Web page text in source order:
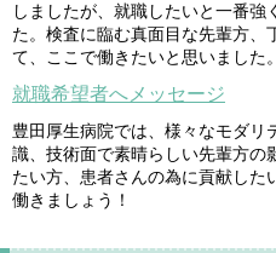
しましたが、就職したいと一番強
た。検査に臨む真面目な先輩方、
て、ここで働きたいと思いました。
就職希望者へメッセージ
豊田厚生病院では、様々なモダリ
識、技術面で素晴らしい先輩方の
たい方、患者さんの為に貢献した
働きましょう！